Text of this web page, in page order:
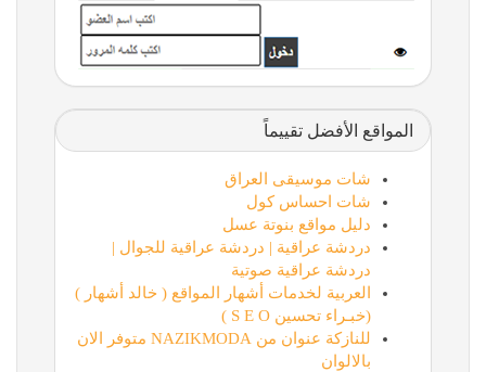
المواقع الأفضل تقييماً
شات موسيقى العراق
شات احساس كول
دليل مواقع بنوتة عسل
دردشة عراقية | دردشة عراقية للجوال |
دردشة عراقية صوتية
العربية لخدمات أشهار المواقع ( خالد أشهار )
(خبـراء تحسين S E O )
للنازكة عنوان من NAZIKMODA متوفر الان
بالالوان